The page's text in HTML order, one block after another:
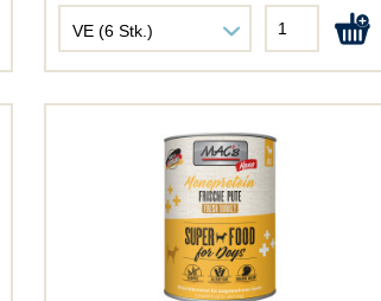
Perfecto Cat
Pet's Dream
Pond-Star
Primox
Purbello
Purina
Rili
Rinti
Schesir